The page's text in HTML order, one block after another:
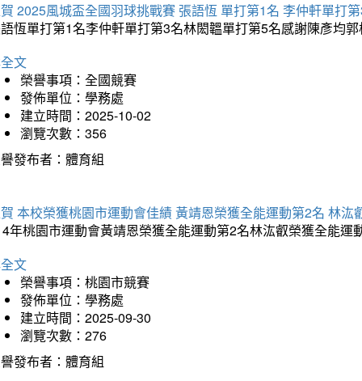
2025風城盃全國羽球挑戰賽 張語恆 單打第1名 李仲軒單打
恆單打第1名李仲軒單打第3名林閎韞單打第5名感謝陳彥均
文
榮譽事項：全國競賽
發佈單位：學務處
建立時間：2025-10-02
瀏覽次數：356
發布者：體育組
本校榮獲桃園市運動會佳績 黃靖恩榮獲全能運動第2名 林汯
年桃園市運動會黃靖恩榮獲全能運動第2名林汯叡榮獲全能運
文
榮譽事項：桃園市競賽
發佈單位：學務處
建立時間：2025-09-30
瀏覽次數：276
發布者：體育組